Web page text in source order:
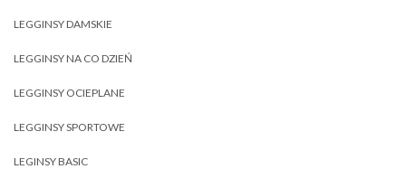
LEGGINSY DAMSKIE
LEGGINSY NA CO DZIEŃ
LEGGINSY OCIEPLANE
LEGGINSY SPORTOWE
LEGINSY BASIC